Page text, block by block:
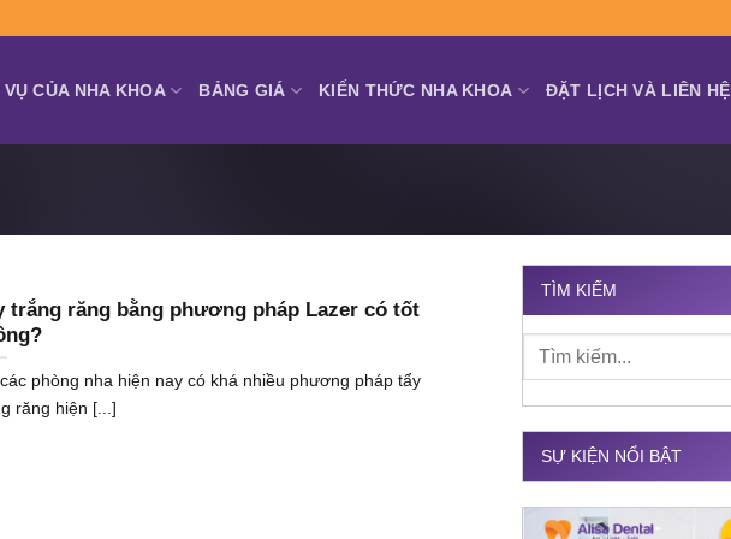
VỤ CỦA NHA KHOA BẢNG GIÁ KIẾN THỨC NHA KHOA ĐẶT LỊCH VÀ LIÊN HỆ
trắng răng bằng phương pháp Lazer có tốt
phòng nha hiện nay có khá nhiều phương pháp tẩy
răng hiện [...]
TÌM KIẾM
SỰ KIỆN NỔI BẬT